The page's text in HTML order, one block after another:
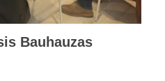
Bauhauzas